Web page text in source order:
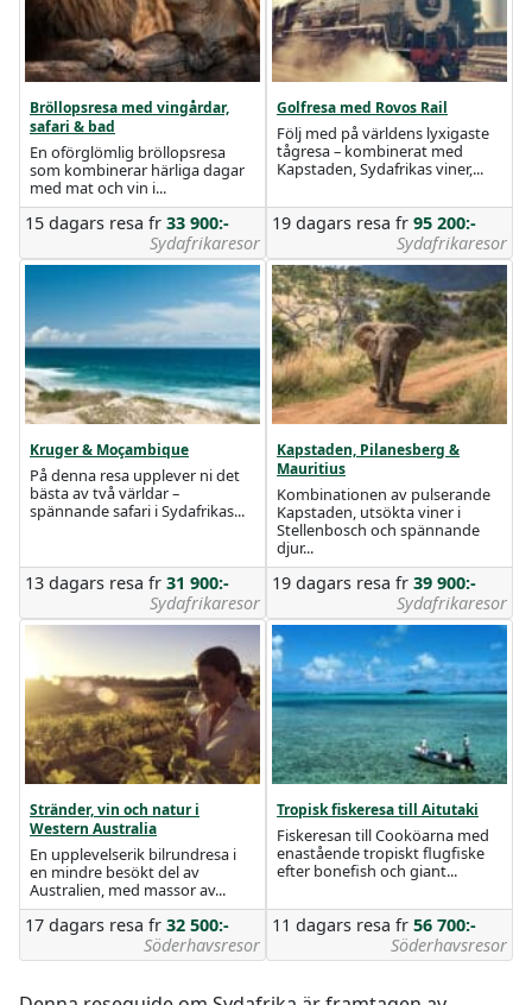
Bröllopsresa med vingårdar,
safari & bad
En oförglömlig bröllopsresa
som kombinerar härliga dagar
med mat och vin i...
15 dagars resa fr 33 900:-
Sydafrikaresor
Golfresa med Rovos Rail
Följ med på världens lyxigaste
tågresa – kombinerat med
Kapstaden, Sydafrikas viner,...
19 dagars resa fr 95 200:-
Sydafrikaresor
Kruger & Moçambique
På denna resa upplever ni det
bästa av två världar –
spännande safari i Sydafrikas...
13 dagars resa fr 31 900:-
Sydafrikaresor
Kapstaden, Pilanesberg &
Mauritius
Kombinationen av pulserande
Kapstaden, utsökta viner i
Stellenbosch och spännande
djur...
19 dagars resa fr 39 900:-
Sydafrikaresor
Stränder, vin och natur i
Western Australia
En upplevelserik bilrundresa i
en mindre besökt del av
Australien, med massor av...
17 dagars resa fr 32 500:-
Söderhavsresor
Tropisk fiskeresa till Aitutaki
Fiskeresan till Cooköarna med
enastående tropiskt flugfiske
efter bonefish och giant...
11 dagars resa fr 56 700:-
Söderhavsresor